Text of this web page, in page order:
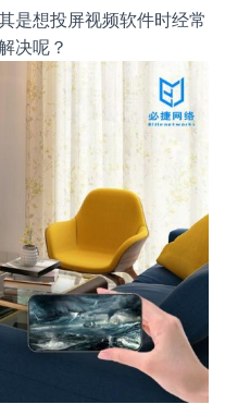
是想投屏视频软件时经常
决呢？